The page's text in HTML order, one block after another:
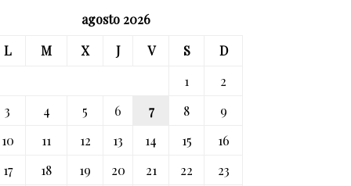
agosto 2026
L
M X J V S
D
1
2
3
4 5 6 7 8
9
10
11 12 13 14 15
16
17
18 19 20 21 22
23